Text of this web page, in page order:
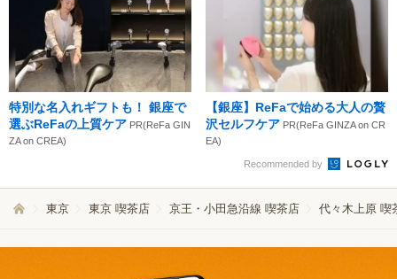
特別な名入れギフトも！ 銀座で
選ぶReFaの上質ケア PR(ReFa GIN
ZA on CREA)
【銀座】ReFaで始める大人の贅
沢セルフケア PR(ReFa GINZA on CR
EA)
Recommended by
東京 東京 喫茶店 京王・小田急沿線 喫茶店 代々木上原 喫